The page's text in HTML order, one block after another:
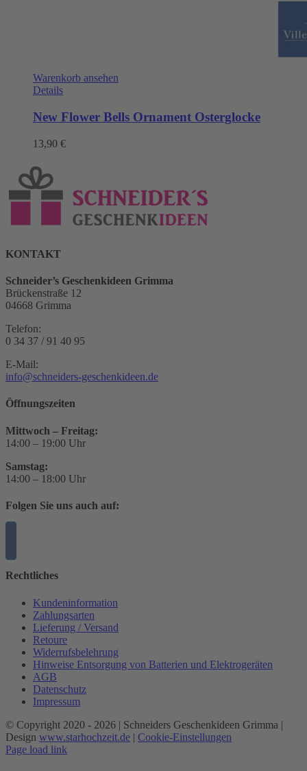
Warenkorb ansehen
Details
New Flower Bells Ornament Osterglocke
13,90 €
KONTAKT
Schneider’s Geschenkideen Grimma
Brückenstraße 12
04668 Grimma
Telefon:
0 34 37 / 91 40 95
E-Mail:
info@schneiders-geschenkideen.de
Öffnungszeiten
Mittwoch – Freitag:
14:00 – 19:00 Uhr
Samstag:
14:00 – 18:00 Uhr
Folgen Sie uns auch auf:
Rechtliches
Kundeninformation
Zahlungsarten
Lieferung / Versand
Retoure
Widerrufsbelehrung
Hinweise Entsorgung von Batterien und Elektrogeräten
AGB
Datenschutz
Impressum
© Copyright 2020 - 2026 | Schneiders Geschenkideen Grimma |
Design www.starhochzeit.de | Cookie-Einstellungen
Page load link